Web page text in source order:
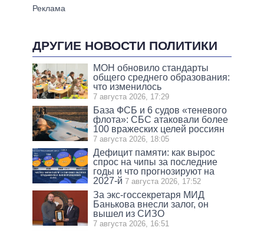
ДРУГИЕ НОВОСТИ ПОЛИТИКИ
МОН обновило стандарты
общего среднего образования:
что изменилось
7 августа 2026, 17:29
База ФСБ и 6 судов «теневого
флота»: СБС атаковали более
100 вражеских целей россиян
7 августа 2026, 18:05
Дефицит памяти: как вырос
спрос на чипы за последние
годы и что прогнозируют на
2027-й 7 августа 2026, 17:52
За экс-госсекретаря МИД
Банькова внесли залог, он
вышел из СИЗО
7 августа 2026, 16:51